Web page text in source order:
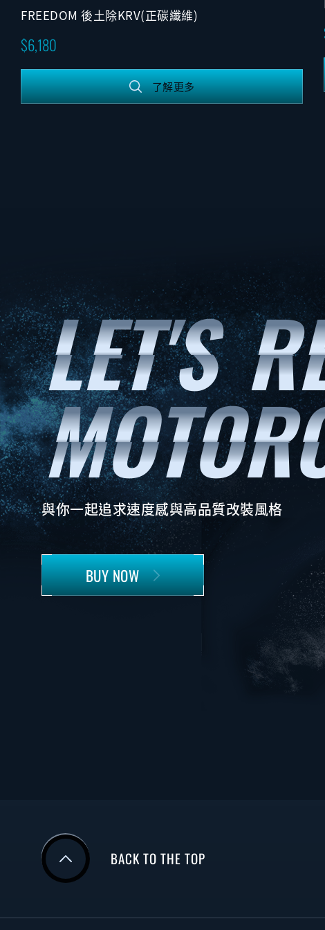
FREEDOM 後土除KRV(正碳纖維)
6,180
了解更多
與你一起追求速度感與高品質改裝風格
BUY NOW
BACK TO THE TOP